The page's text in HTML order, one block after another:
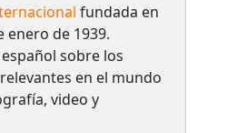
fundada en
enero de 1939.
sobre los
en el mundo
video y